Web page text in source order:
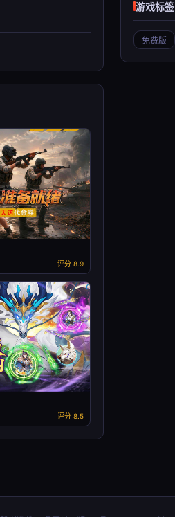
评分 8.9
评分 8.5
游戏标签
免费版